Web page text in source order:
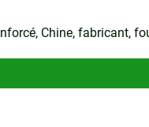
Chine, fabricant,